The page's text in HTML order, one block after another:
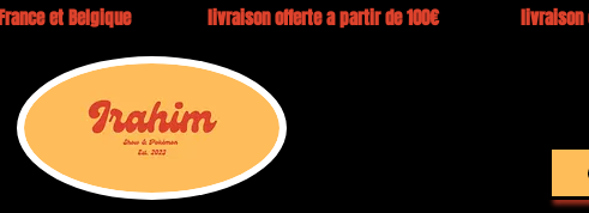
et Belgique livraison offerte a partir de 100€ livraison en 3